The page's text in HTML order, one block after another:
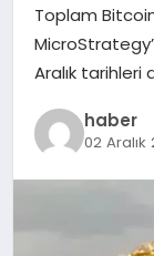
YAŞAM
Toplam Bitcoin
Aralık tarihleri
haber
02 Aralık